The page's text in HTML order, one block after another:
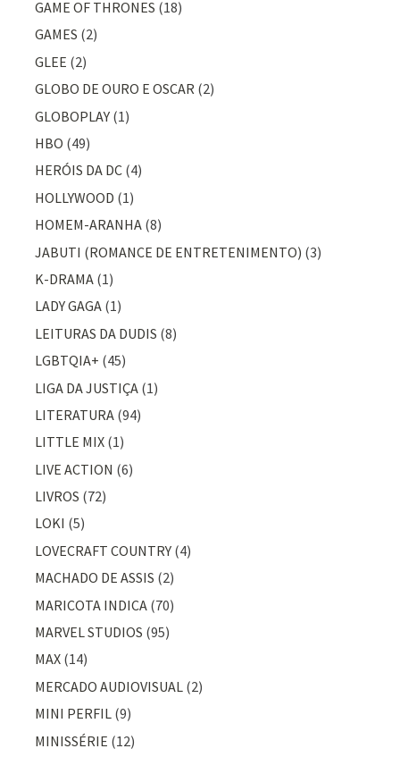
GAME OF THRONES (18)
GAMES (2)
GLEE (2)
GLOBO DE OURO E OSCAR (2)
GLOBOPLAY (1)
HBO (49)
HERÓIS DA DC (4)
HOLLYWOOD (1)
HOMEM-ARANHA (8)
JABUTI (ROMANCE DE ENTRETENIMENTO) (3)
K-DRAMA (1)
LADY GAGA (1)
LEITURAS DA DUDIS (8)
LGBTQIA+ (45)
LIGA DA JUSTIÇA (1)
LITERATURA (94)
LITTLE MIX (1)
LIVE ACTION (6)
LIVROS (72)
LOKI (5)
LOVECRAFT COUNTRY (4)
MACHADO DE ASSIS (2)
MARICOTA INDICA (70)
MARVEL STUDIOS (95)
MAX (14)
MERCADO AUDIOVISUAL (2)
MINI PERFIL (9)
MINISSÉRIE (12)